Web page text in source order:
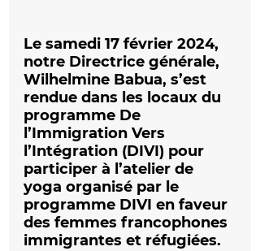
Le samedi 17 février 2024,
notre Directrice générale,
Wilhelmine Babua, s’est
rendue dans les locaux du
programme De
l’Immigration Vers
l’Intégration (DIVI) pour
participer à l’atelier de
yoga organisé par le
programme DIVI en faveur
des femmes francophones
immigrantes et réfugiées.